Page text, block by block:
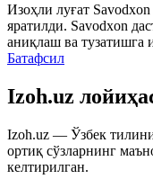
Изоҳли луғат Savodxon
яратилди. Savodxon
аниқлаш ва тузатишга
Батафсил
Izoh.uz
Izoh.uz — Ўзбек
ортиқ сўзларнинг
келтирилган.